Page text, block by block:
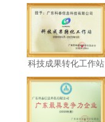
科技成果转化工作站